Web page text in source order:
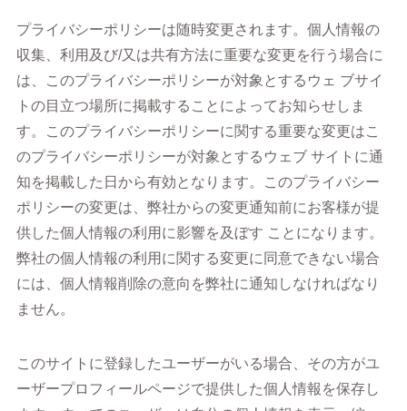
プライバシーポリシーは随時変更されます。個人情報の
収集、利用及び/又は共有方法に重要な変更を行う場合に
は、このプライバシーポリシーが対象とするウェ ブサイ
トの目立つ場所に掲載することによってお知らせしま
す。このプライバシーポリシーに関する重要な変更はこ
のプライバシーポリシーが対象とするウェブ サイトに通
知を掲載した日から有効となります。このプライバシー
ポリシーの変更は、弊社からの変更通知前にお客様が提
供した個人情報の利用に影響を及ぼす ことになります。
弊社の個人情報の利用に関する変更に同意できない場合
には、個人情報削除の意向を弊社に通知しなければなり
ません。
このサイトに登録したユーザーがいる場合、その方がユ
ーザープロフィールページで提供した個人情報を保存し